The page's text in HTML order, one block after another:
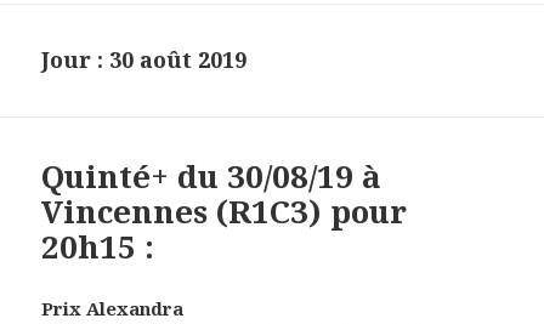
Jour : 30 août 2019
Quinté+ du 30/08/19 à
Vincennes (R1C3) pour
20h15 :
Prix Alexandra